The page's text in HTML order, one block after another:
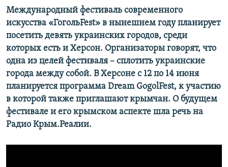
Международный фестиваль современного
искусства «ГогольFest» в нынешнем году планирует
посетить девять украинских городов, среди
которых есть и Херсон. Организаторы говорят, что
одна из целей фестиваля – сплотить украинские
города между собой. В Херсоне с 12 по 14 июня
планируется программа Dream GogolFest, к участию
в которой также приглашают крымчан. О будущем
фестивале и его крымском аспекте шла речь на
Радио Крым.Реалии.